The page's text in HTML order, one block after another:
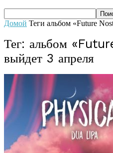
Домой Теги альбом «Future
Тег: альбом
выйдет 3 апреля